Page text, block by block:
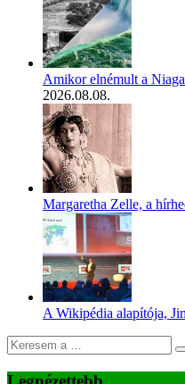
Amikor elnémult a
2026.08.08.
Margaretha Zelle, a
A Wikipédia alapítója,